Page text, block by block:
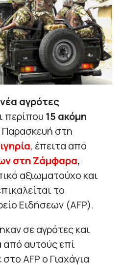
αγρότες
περίπου 15 ακόμη
Παρασκευή στη
, έπειτα από
στη Ζάμφαρα,
αξιωματούχο και
το
Ειδήσεων (AFP).
σε αγρότες και
αυτούς επί
AFP ο Γιαχάγια